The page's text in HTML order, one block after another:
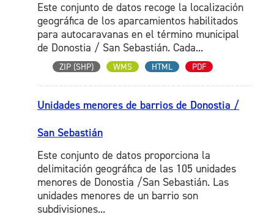
Este conjunto de datos recoge la localización
geográfica de los aparcamientos habilitados
para autocaravanas en el término municipal
de Donostia / San Sebastián. Cada...
ZIP (SHP) WMS HTML PDF
Unidades menores de barrios de Donostia /
San Sebastián
Este conjunto de datos proporciona la
delimitación geográfica de las 105 unidades
menores de Donostia /San Sebastián. Las
unidades menores de un barrio son
subdivisiones...